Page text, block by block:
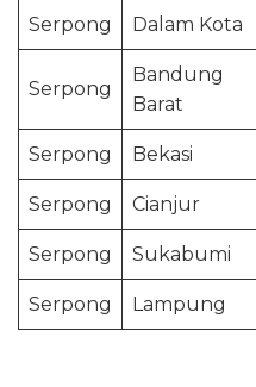
Serpong Dalam Kota
Serpong
Bandung
Barat
Serpong Bekasi
Serpong Cianjur
Serpong Sukabumi
Serpong Lampung